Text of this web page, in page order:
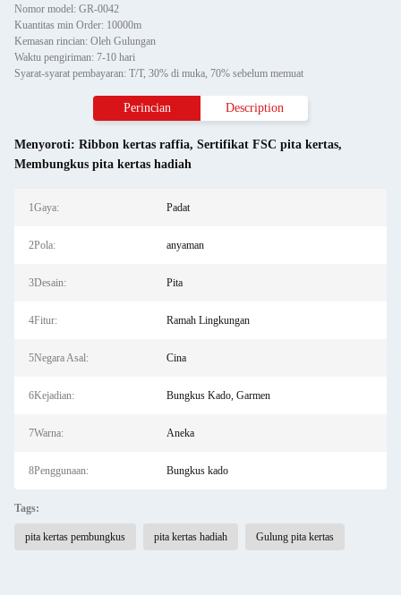
Nomor model: GR-0042
Kuantitas min Order: 10000m
Kemasan rincian: Oleh Gulungan
Waktu pengiriman: 7-10 hari
Syarat-syarat pembayaran: T/T, 30% di muka, 70% sebelum memuat
Perincian Description
Menyoroti: Ribbon kertas raffia, Sertifikat FSC pita kertas,
Membungkus pita kertas hadiah
1Gaya: Padat
2Pola: anyaman
3Desain: Pita
4Fitur: Ramah Lingkungan
5Negara Asal: Cina
6Kejadian: Bungkus Kado, Garmen
7Warna: Aneka
8Penggunaan: Bungkus kado
Tags:
pita kertas pembungkus pita kertas hadiah Gulung pita kertas